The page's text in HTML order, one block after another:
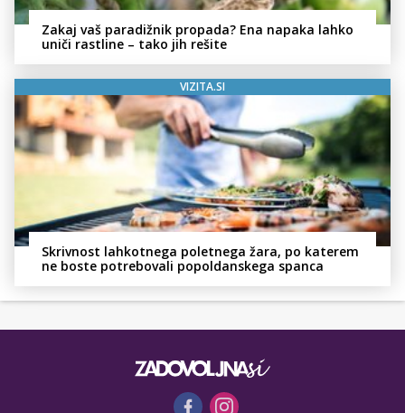
Zakaj vaš paradižnik propada? Ena napaka lahko
uniči rastline – tako jih rešite
VIZITA.SI
Skrivnost lahkotnega poletnega žara, po katerem
ne boste potrebovali popoldanskega spanca